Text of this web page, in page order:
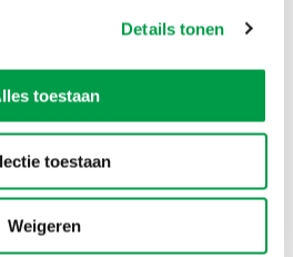
Details tonen
toestaan
toestaan
Weigeren
modelformulier voor EFRO-
het partnerschap